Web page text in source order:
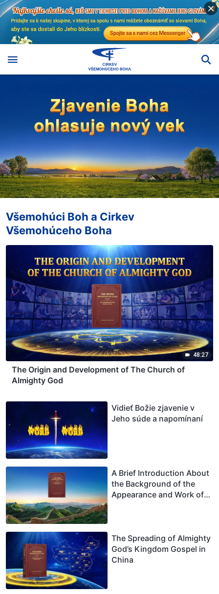
Všemohúci Boh a Cirkev
Všemohúceho Boha
48:27
The Origin and Development of The Church of
Almighty God
Vidieť Božie zjavenie v
Jeho súde a napomínaní
A Brief Introduction About
the Background of the
Appearance and Work of
The Spreading of Almighty
God’s Kingdom Gospel in
China